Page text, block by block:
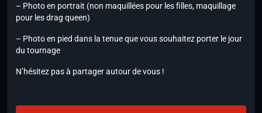
– Photo en portrait (non maquillées pour les filles, maquillage
pour les drag queen)
– Photo en pied dans la tenue que vous souhaitez porter le jour
du tournage
N’hésitez pas à partager autour de vous !